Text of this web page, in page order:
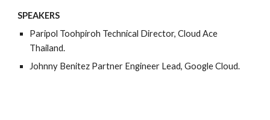
SPEAKERS
Paripol Toohpiroh Technical Director, Cloud Ace
Thailand.
Johnny Benitez Partner Engineer Lead, Google Cloud.